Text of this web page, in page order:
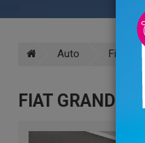
Auto Fiat
FIAT GRANDE